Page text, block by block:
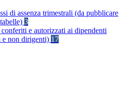
di assenza trimestrali (da pubblicare
3
e autorizzati ai dipendenti
e non dirigenti) 17